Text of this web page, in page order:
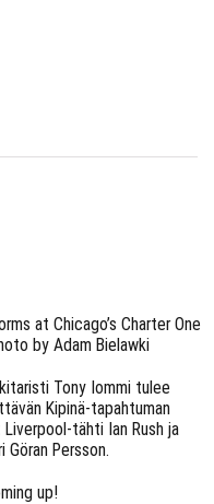
at Chicago’s Charter One
by Adam Bielawki
Tony Iommi tulee
Kipinä-tapahtuman
Liverpool-tähti Ian Rush ja
Persson.
up!